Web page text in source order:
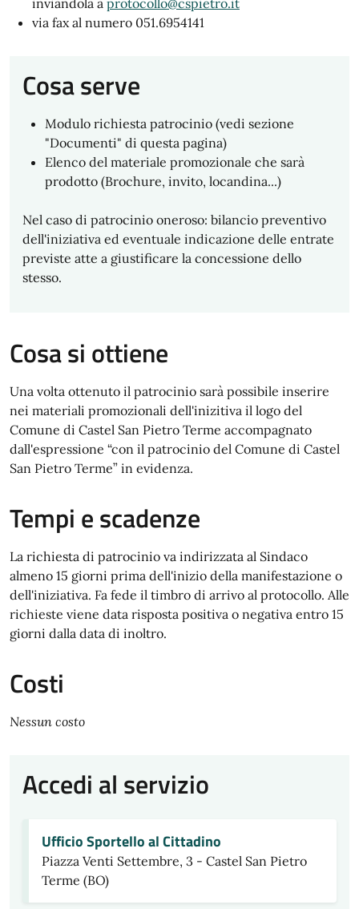
inviandola a protocollo@cspietro.it
via fax al numero 051.6954141
Cosa serve
Modulo richiesta patrocinio (vedi sezione
"Documenti" di questa pagina)
Elenco del materiale promozionale che sarà
prodotto (Brochure, invito, locandina...)
Nel caso di patrocinio oneroso: bilancio preventivo
dell'iniziativa ed eventuale indicazione delle entrate
previste atte a giustificare la concessione dello
stesso.
Cosa si ottiene
Una volta ottenuto il patrocinio sarà possibile inserire
nei materiali promozionali dell'inizitiva il logo del
Comune di Castel San Pietro Terme accompagnato
dall'espressione “con il patrocinio del Comune di Castel
San Pietro Terme” in evidenza.
Tempi e scadenze
La richiesta di patrocinio va indirizzata al Sindaco
almeno 15 giorni prima dell'inizio della manifestazione o
dell'iniziativa. Fa fede il timbro di arrivo al protocollo. Alle
richieste viene data risposta positiva o negativa entro 15
giorni dalla data di inoltro.
Costi
Nessun costo
Accedi al servizio
Ufficio Sportello al Cittadino
Piazza Venti Settembre, 3 - Castel San Pietro
Terme (BO)